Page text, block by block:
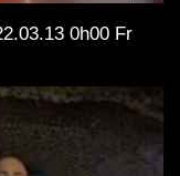
0h00 Fr